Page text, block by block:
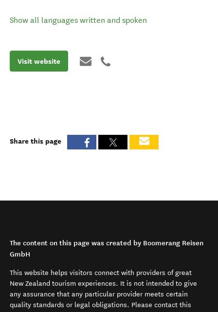
Show all languages written and spoken
Visit website
Share this page
The content on this page was created by Boomerang Reisen
GmbH
This website helps visitors connect with providers of great
New Zealand tourism experiences. It is not intended to give
any assurance that any particular provider meets certain
quality standards or legal obligations. Please contact this